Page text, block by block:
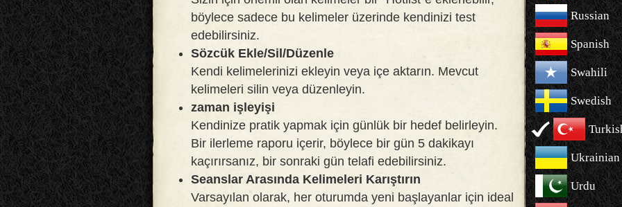
böylece sadece bu kelimeler üzerinde kendinizi test
edebilirsiniz.
Sözcük Ekle/Sil/Düzenle
Kendi kelimelerinizi ekleyin veya içe aktarın. Mevcut
kelimeleri silin veya düzenleyin.
zaman işleyişi
Kendinize pratik yapmak için günlük bir hedef belirleyin.
Bir ilerleme raporu içerir, böylece bir gün 5 dakikayı
kaçırırsanız, bir sonraki gün telafi edebilirsiniz.
Seanslar Arasında Kelimeleri Karıştırın
Varsayılan olarak, her oturumda yeni başlayanlar için ideal
Russian
Spanish
Swahili
Swedish
Ukrainian
Urdu